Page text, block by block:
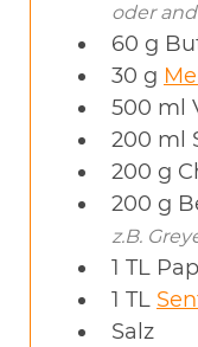
oder
60 g
30 g
500 ml
200 ml
200 g
200 g
z.B.
1 TL
1 TL
Salz